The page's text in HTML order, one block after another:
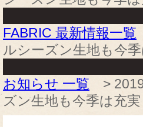
FABRIC 最新情報一覧
ルシーズン生地も今季
お知らせ 一覧 >
ズン生地も今季は充実